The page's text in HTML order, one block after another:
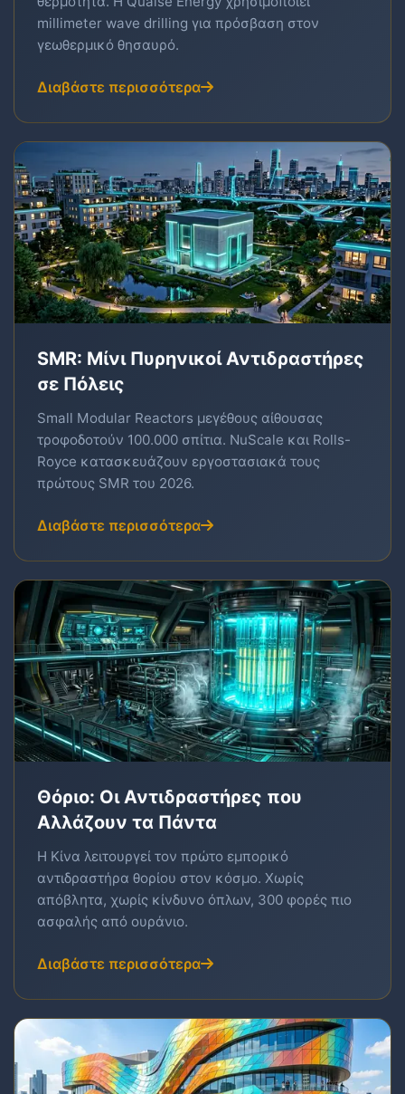
millimeter wave drilling για πρόσβαση στον
γεωθερμικό θησαυρό.
Διαβάστε περισσότερα
SMR: Μίνι Πυρηνικοί Αντιδραστήρες
σε Πόλεις
Small Modular Reactors μεγέθους αίθουσας
τροφοδοτούν 100.000 σπίτια. NuScale και Rolls-
Royce κατασκευάζουν εργοστασιακά τους
πρώτους SMR του 2026.
Διαβάστε περισσότερα
Θόριο: Οι Αντιδραστήρες που
Αλλάζουν τα Πάντα
Η Κίνα λειτουργεί τον πρώτο εμπορικό
αντιδραστήρα θορίου στον κόσμο. Χωρίς
απόβλητα, χωρίς κίνδυνο όπλων, 300 φορές πιο
ασφαλής από ουράνιο.
Διαβάστε περισσότερα